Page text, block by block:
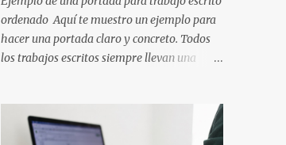
secundarios : La L y la Q en amarillo
brillante, junto con la N y la P en un verde
inspirado en los niveles de los juegos.
carac...
ordenado Aquí te muestro un ejemplo para
hacer una portada claro y concreto. Todos
los trabajos escritos siempre llevan una
portada con todos los datos que se necesitan
para presentar durante todo tu ciclo escolar.